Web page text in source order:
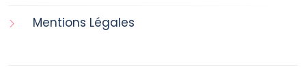
Mentions Légales